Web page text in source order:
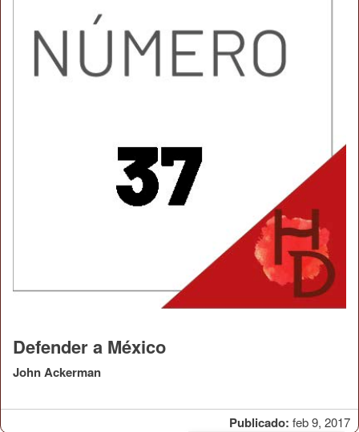
Publicado: feb 9, 2017
Defender a México
John Ackerman